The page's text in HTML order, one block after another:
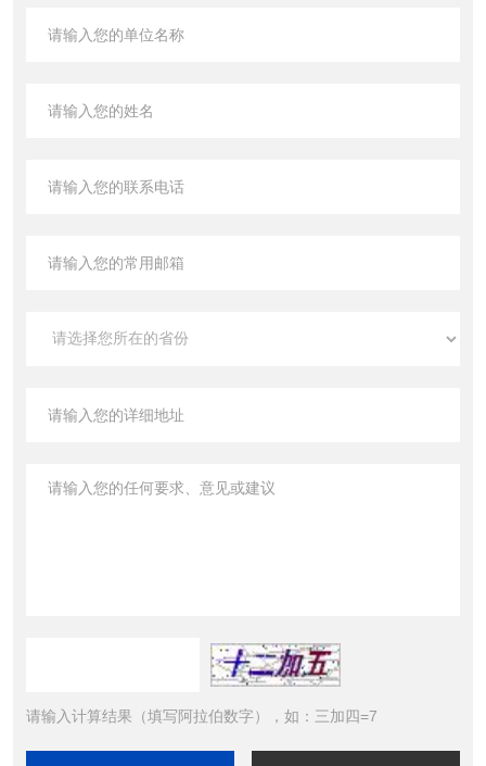
请输入计算结果（填写阿拉伯数字），如：三加四=7